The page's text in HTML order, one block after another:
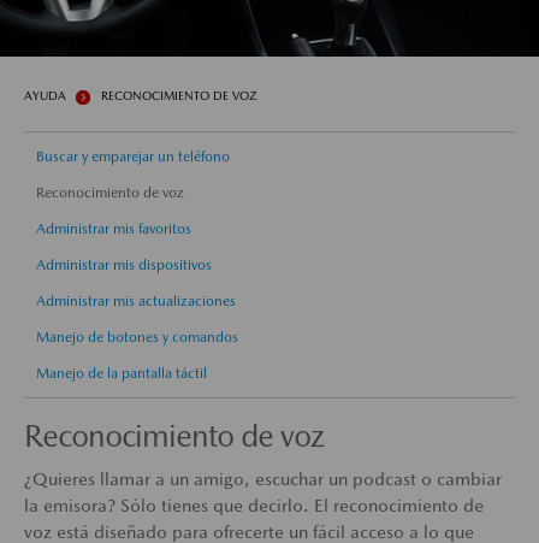
AYUDA RECONOCIMIENTO DE VOZ
Buscar y emparejar un teléfono
Reconocimiento de voz
Administrar mis favoritos
Administrar mis dispositivos
Administrar mis actualizaciones
Manejo de botones y comandos
Manejo de la pantalla táctil
Reconocimiento de voz
¿Quieres llamar a un amigo, escuchar un podcast o cambiar
la emisora? Sólo tienes que decirlo. El reconocimiento de
voz está diseñado para ofrecerte un fácil acceso a lo que